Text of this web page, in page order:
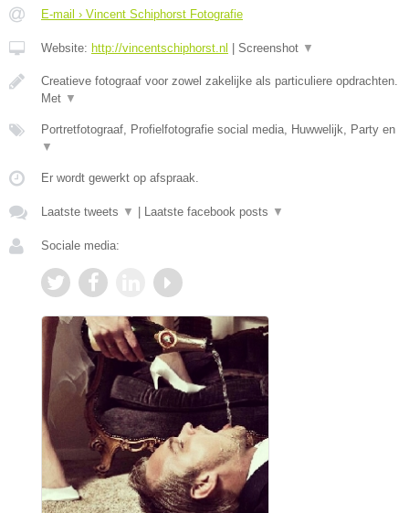
E-mail › Vincent Schiphorst Fotografie
Website: http://vincentschiphorst.nl | Screenshot ▼
Creatieve fotograaf voor zowel zakelijke als particuliere opdrachten.
Met ▼
Portretfotograaf, Profielfotografie social media, Huwwelijk, Party en
▼
Er wordt gewerkt op afspraak.
Laatste tweets ▼ | Laatste facebook posts ▼
Sociale media: